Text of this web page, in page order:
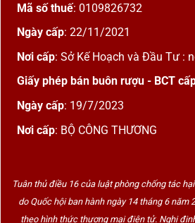
Mã số thuế: 0109826732
Ngày cấp: 22/11/2021
Nơi cấp: Sở Kế Hoạch và Đầu Tư :
Giấy phép bán buôn rượu - BCT
Ngày cấp: 19/7/2023
Nơi cấp: BỘ CÔNG THƯƠNG
Tuân thủ điều 16 của luật phòng chống tác
do Quốc hội ban hành ngày 14 tháng 6 năm
theo hình thức thương mại điện tử. Nghị